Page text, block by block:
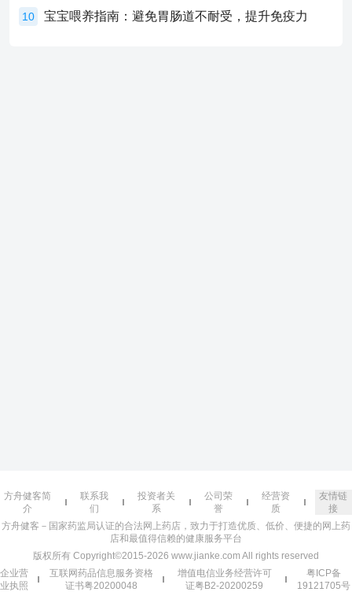
10 宝宝喂养指南：避免胃肠道不耐受，提升免疫力
方舟健客简
介
联系我
们
投资者关
系
公司荣
誉
经营资
质
友情链
接
方舟健客－国家药监局认证的合法网上药店，致力于打造优质、低价、便捷的网上药
店和最值得信赖的健康服务平台
版权所有 Copyright©2015-2026 www.jianke.com All rights reserved
企业营
业执照
互联网药品信息服务资格
证书粤20200048
增值电信业务经营许可
证粤B2-20200259
粤ICP备
19121705号